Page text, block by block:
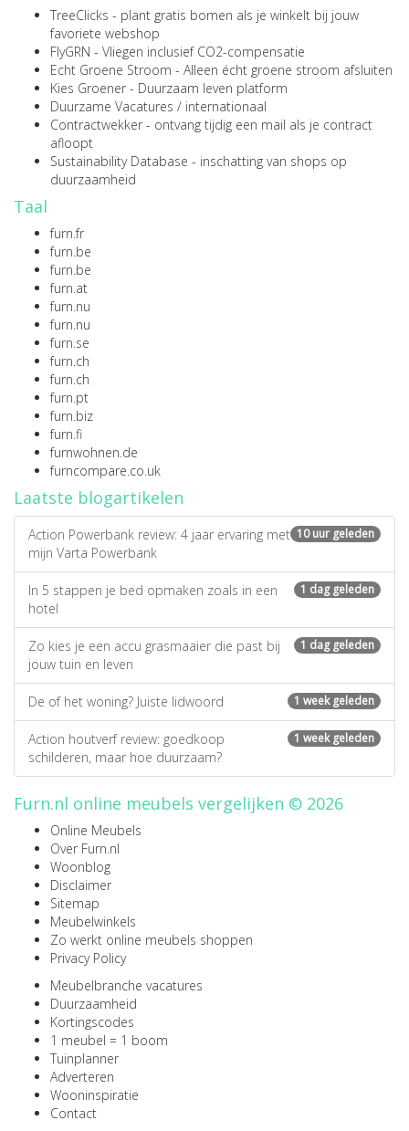
TreeClicks - plant gratis bomen als je winkelt bij jouw
favoriete webshop
FlyGRN - Vliegen inclusief CO2-compensatie
Echt Groene Stroom - Alleen écht groene stroom afsluiten
Kies Groener - Duurzaam leven platform
Duurzame Vacatures / internationaal
Contractwekker - ontvang tijdig een mail als je contract
afloopt
Sustainability Database - inschatting van shops op
duurzaamheid
Taal
furn.fr
furn.be
furn.be
furn.at
furn.nu
furn.nu
furn.se
furn.ch
furn.ch
furn.pt
furn.biz
furn.fi
furnwohnen.de
furncompare.co.uk
Laatste blogartikelen
10 uur geleden
Action Powerbank review: 4 jaar ervaring met
mijn Varta Powerbank
1 dag geleden
In 5 stappen je bed opmaken zoals in een
hotel
1 dag geleden
Zo kies je een accu grasmaaier die past bij
jouw tuin en leven
1 week geleden
De of het woning? Juiste lidwoord
1 week geleden
Action houtverf review: goedkoop
schilderen, maar hoe duurzaam?
Furn.nl online meubels vergelijken © 2026
Online Meubels
Over Furn.nl
Woonblog
Disclaimer
Sitemap
Meubelwinkels
Zo werkt online meubels shoppen
Privacy Policy
Meubelbranche vacatures
Duurzaamheid
Kortingscodes
1 meubel = 1 boom
Tuinplanner
Adverteren
Wooninspiratie
Contact